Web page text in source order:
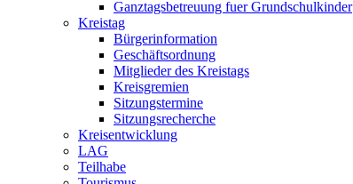
Ganztagsbetreuung fuer Grundschulkinder
Kreistag
Bürgerinformation
Geschäftsordnung
Mitglieder des Kreistags
Kreisgremien
Sitzungstermine
Sitzungsrecherche
Kreisentwicklung
LAG
Teilhabe